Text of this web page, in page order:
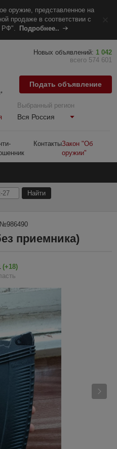
оружие, представленное на
продаже в соответствии с
РФ".
Подробнее..
Выбранный регион
Вся Россия
КонтактыЗакон "Об
оружии"
Новых объявлений: 1 042
всего 574 601
Подать объявление
приемника)
(+18)